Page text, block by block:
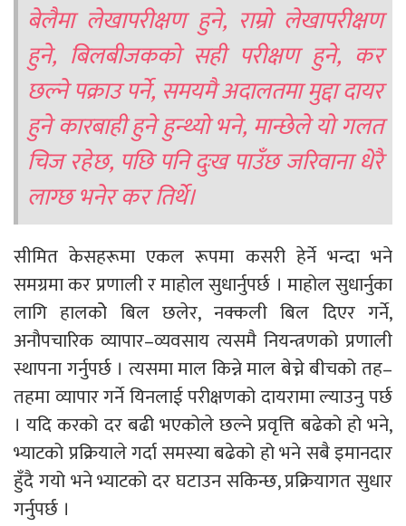
बेलैमा लेखापरीक्षण हुने, राम्रो लेखापरीक्षण
हुने, बिलबीजकको सही परीक्षण हुने, कर
छल्ने पक्राउ पर्ने, समयमै अदालतमा मुद्दा दायर
हुने कारबाही हुने हुन्थ्यो भने, मान्छेले यो गलत
चिज रहेछ, पछि पनि दुःख पाउँछ जरिवाना धेरै
लाग्छ भनेर कर तिर्थे।
सीमित केसहरूमा एकल रूपमा कसरी हेर्ने भन्दा भने
समग्रमा कर प्रणाली र माहोल सुधार्नुपर्छ । माहोल सुधार्नुका
लागि हालकोे बिल छलेर, नक्कली बिल दिएर गर्ने,
अनौपचारिक व्यापार–व्यवसाय त्यसमै नियन्त्रणको प्रणाली
स्थापना गर्नुपर्छ । त्यसमा माल किन्ने माल बेच्ने बीचको तह–
तहमा व्यापार गर्ने यिनलाई परीक्षणको दायरामा ल्याउनु पर्छ
। यदि करको दर बढी भएकोले छल्ने प्रवृत्ति बढेको हो भने,
भ्याटको प्रक्रियाले गर्दा समस्या बढेको हो भने सबै इमानदार
हुँदै गयो भने भ्याटको दर घटाउन सकिन्छ, प्रक्रियागत सुधार
गर्नुपर्छ ।